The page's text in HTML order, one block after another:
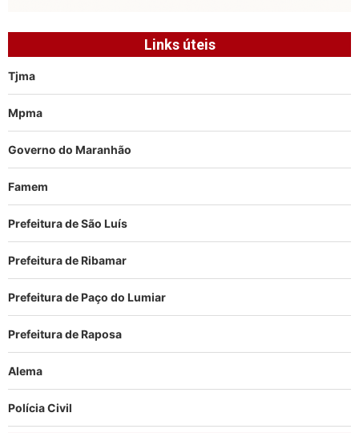
Links úteis
Tjma
Mpma
Governo do Maranhão
Famem
Prefeitura de São Luís
Prefeitura de Ribamar
Prefeitura de Paço do Lumiar
Prefeitura de Raposa
Alema
Polícia Civil